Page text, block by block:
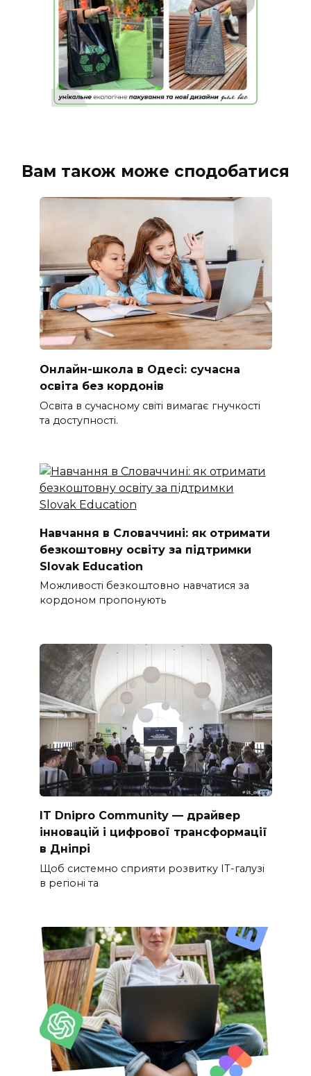
Вам також може сподобатися
Онлайн-школа в Одесі: сучасна
освіта без кордонів
Освіта в сучасному світі вимагає гнучкості
та доступності.
Навчання в Словаччині: як отримати
безкоштовну освіту за підтримки
Slovak Education
Можливості безкоштовно навчатися за
кордоном пропонують
IT Dnipro Community — драйвер
інновацій і цифрової трансформації
в Дніпрі
Щоб системно сприяти розвитку ІТ-галузі
в регіоні та